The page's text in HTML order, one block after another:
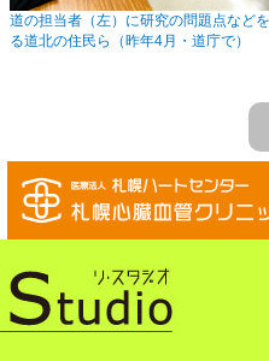
道の担当者（左）に研究の問題点などを
る道北の住民ら（昨年4月・道庁で）